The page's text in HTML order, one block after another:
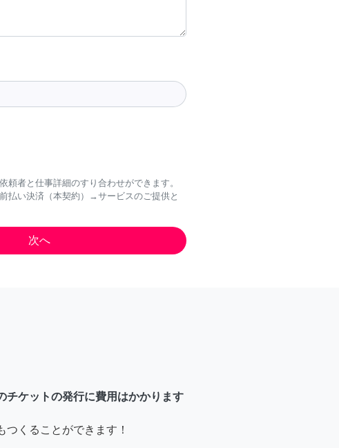
頼者と仕事詳細のすり合わせができます。
払い決済（本契約）→サービスのご提供と
チケットの発行に費用はかかります
つくることができます！